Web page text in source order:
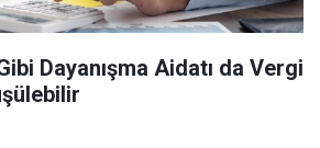
Dayanışma Aidatı da Vergi